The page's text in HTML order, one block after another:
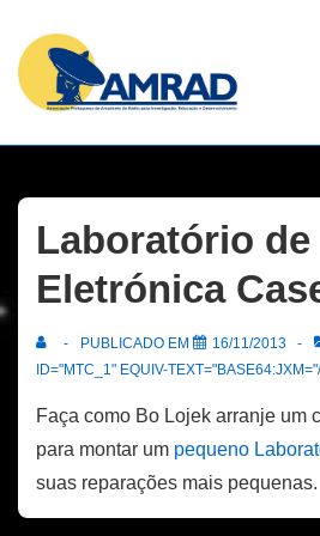
Skip
Content
Laboratório de
Eletrónica
PUBLICADO EM 16/11/2013
ID="MTC_1" EQUIV-
Faça como Bo Lojek arranje um
para montar um pequeno
suas reparações mais pequenas.